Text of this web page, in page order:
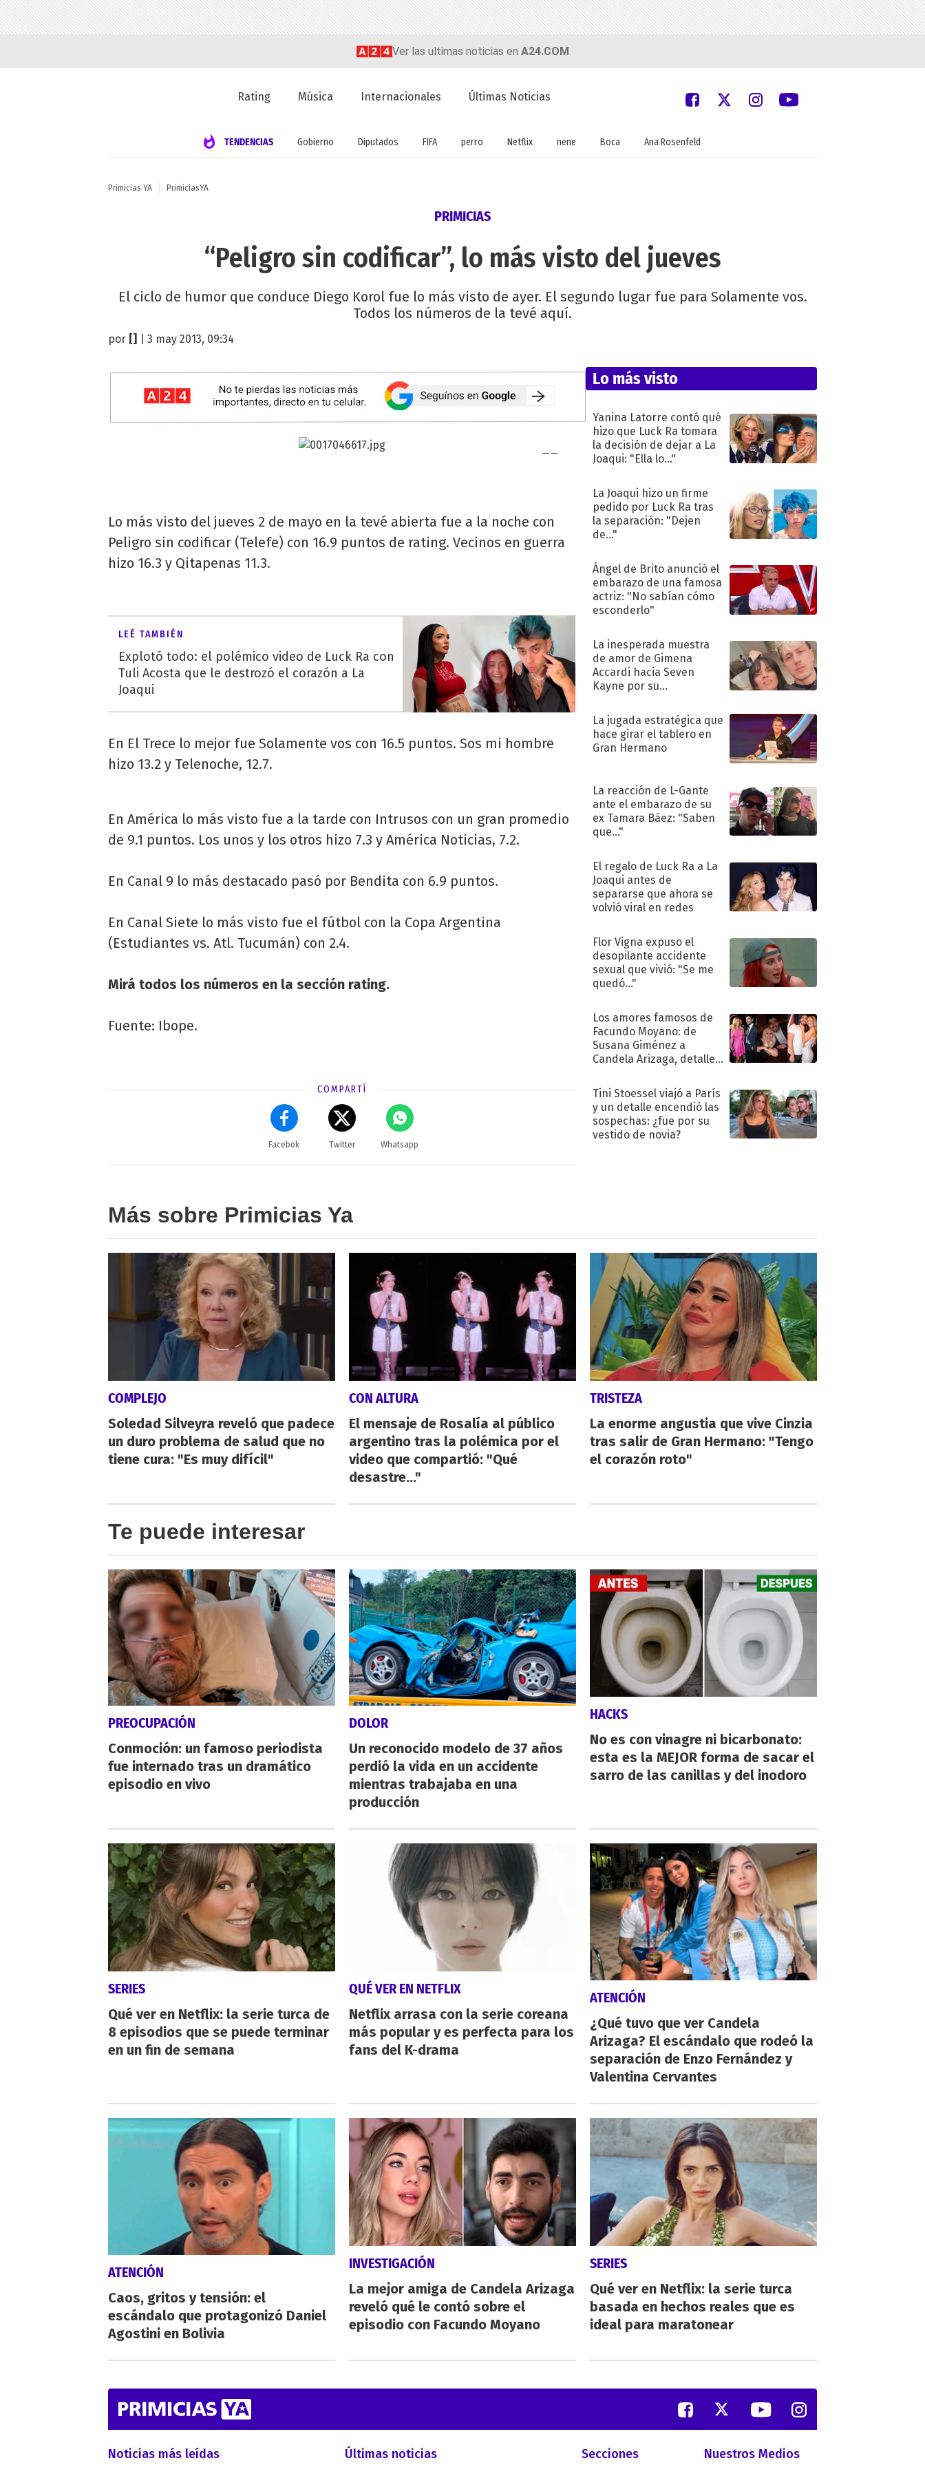
Ver las ultimas noticias en A24.COM
Rating Música Internacionales Últimas Noticias
TENDENCIAS Gobierno Diputados FIFA perro Netflix nene Boca Ana Rosenfeld
Primicias YA PrimiciasYA
PRIMICIAS
“Peligro sin codificar”, lo más visto del jueves
El ciclo de humor que conduce Diego Korol fue lo más visto de ayer. El segundo lugar fue para Solamente vos.
Todos los números de la tevé aquí.
por | 3 may 2013, 09:34
Lo más visto del jueves 2 de mayo en la tevé abierta fue a la noche con
Peligro sin codificar (Telefe) con 16.9 puntos de rating. Vecinos en guerra
hizo 16.3 y Qitapenas 11.3.
LEÉ TAMBIÉN
Explotó todo: el polémico video de Luck Ra con
Tuli Acosta que le destrozó el corazón a La
Joaqui
En El Trece lo mejor fue Solamente vos con 16.5 puntos. Sos mi hombre
hizo 13.2 y Telenoche, 12.7.
En América lo más visto fue a la tarde con Intrusos con un gran promedio
de 9.1 puntos. Los unos y los otros hizo 7.3 y América Noticias, 7.2.
En Canal 9 lo más destacado pasó por Bendita con 6.9 puntos.
En Canal Siete lo más visto fue el fútbol con la Copa Argentina
(Estudiantes vs. Atl. Tucumán) con 2.4.
Mirá todos los números en la sección rating.
Fuente: Ibope.
COMPARTÍ
Facebok Twitter Whatsapp
Lo más visto
Yanina Latorre contó qué
hizo que Luck Ra tomara
la decisión de dejar a La
Joaqui: "Ella lo..."
La Joaqui hizo un firme
pedido por Luck Ra tras
la separación: "Dejen
de..."
Ángel de Brito anunció el
embarazo de una famosa
actriz: "No sabían cómo
esconderlo"
La inesperada muestra
de amor de Gimena
Accardi hacia Seven
Kayne por su
La jugada estratégica que
hace girar el tablero en
Gran Hermano
La reacción de L-Gante
ante el embarazo de su
ex Tamara Báez: "Saben
que..."
El regalo de Luck Ra a La
Joaqui antes de
separarse que ahora se
volvió viral en redes
Flor Vigna expuso el
desopilante accidente
sexual que vivió: "Se me
quedó..."
Los amores famosos de
Facundo Moyano: de
Susana Giménez a
Candela Arizaga, detalles
sentimental
Tini Stoessel viajó a París
y un detalle encendió las
sospechas: ¿fue por su
vestido de novia?
Más sobre Primicias Ya
COMPLEJO
Soledad Silveyra reveló que padece
un duro problema de salud que no
tiene cura: "Es muy difícil"
CON ALTURA
El mensaje de Rosalía al público
argentino tras la polémica por el
video que compartió: "Qué
desastre..."
TRISTEZA
La enorme angustia que vive Cinzia
tras salir de Gran Hermano: "Tengo
el corazón roto"
Te puede interesar
PREOCUPACIÓN
Conmoción: un famoso periodista
fue internado tras un dramático
episodio en vivo
DOLOR
Un reconocido modelo de 37 años
perdió la vida en un accidente
mientras trabajaba en una
producción
HACKS
No es con vinagre ni bicarbonato:
esta es la MEJOR forma de sacar el
sarro de las canillas y del inodoro
SERIES
Qué ver en Netflix: la serie turca de
8 episodios que se puede terminar
en un fin de semana
QUÉ VER EN NETFLIX
Netflix arrasa con la serie coreana
más popular y es perfecta para los
fans del K-drama
ATENCIÓN
¿Qué tuvo que ver Candela
Arizaga? El escándalo que rodeó la
separación de Enzo Fernández y
Valentina Cervantes
ATENCIÓN
Caos, gritos y tensión: el
escándalo que protagonizó Daniel
Agostini en Bolivia
INVESTIGACIÓN
La mejor amiga de Candela Arizaga
reveló qué le contó sobre el
episodio con Facundo Moyano
SERIES
Qué ver en Netflix: la serie turca
basada en hechos reales que es
ideal para maratonear
Noticias más leídas Últimas noticias Secciones Nuestros Medios